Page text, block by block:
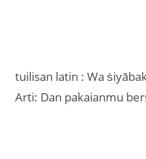
tuilisan latin : Wa
Arti: Dan pakaianmu